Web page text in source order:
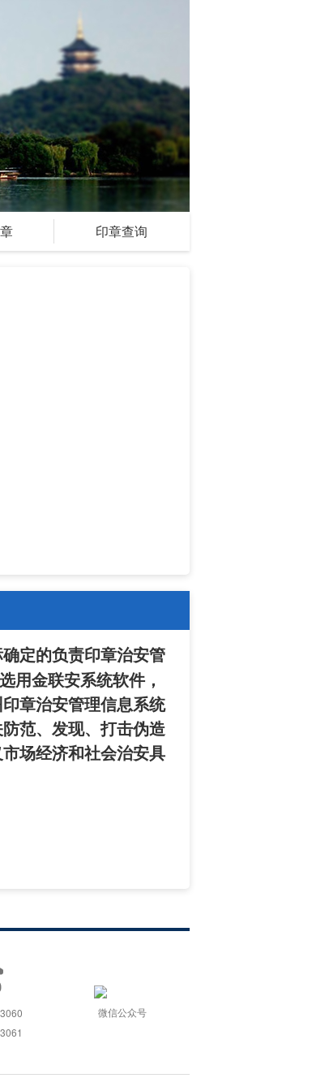
印章查询
定的负责印章治安管
用金联安系统软件，
章治安管理信息系统
范、发现、打击伪造
场经济和社会治安具
微信公众号